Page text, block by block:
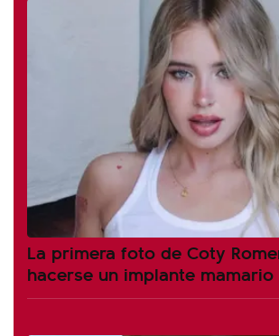
La primera foto de Coty
hacerse un implante mamario